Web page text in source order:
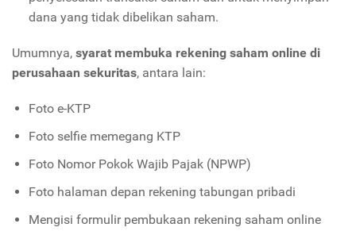
dana yang tidak dibelikan saham.
Umumnya, syarat membuka rekening saham online di
perusahaan sekuritas, antara lain:
Foto e-KTP
Foto selfie memegang KTP
Foto Nomor Pokok Wajib Pajak (NPWP)
Foto halaman depan rekening tabungan pribadi
Mengisi formulir pembukaan rekening saham online